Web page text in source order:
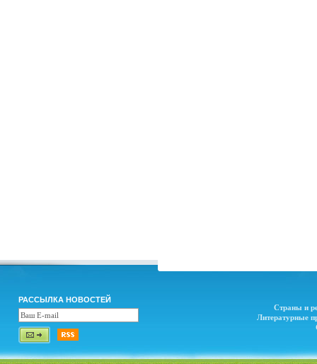
РАССЫЛКА НОВОСТЕЙ
Страны и
Литературные